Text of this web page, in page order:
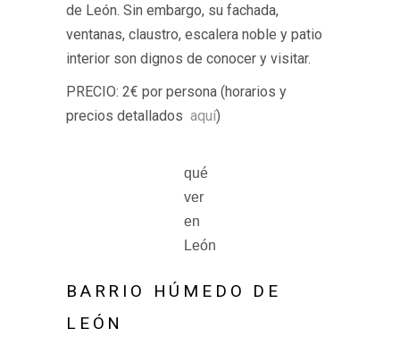
de León. Sin embargo, su fachada,
ventanas, claustro, escalera noble y patio
interior son dignos de conocer y visitar.
PRECIO: 2€ por persona (horarios y
precios detallados aquí)
qué
ver
en
León
BARRIO HÚMEDO DE
LEÓN